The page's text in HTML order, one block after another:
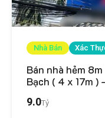
Nhà Bán Xác
Bán nhà hẻm
Bạch ( 4 x 17m
9.0Tỷ